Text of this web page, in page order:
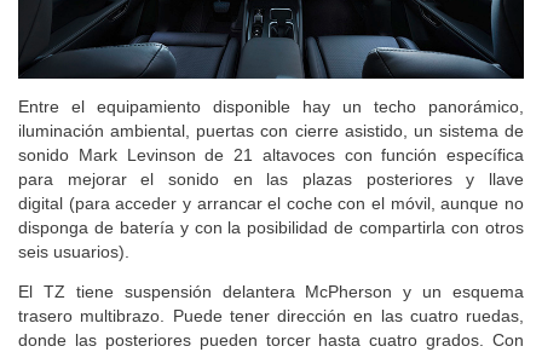
Entre el equipamiento disponible hay un techo panorámico,
iluminación ambiental, puertas con cierre asistido, un sistema de
sonido Mark Levinson de 21 altavoces con función específica
para mejorar el sonido en las plazas posteriores y llave
digital (para acceder y arrancar el coche con el móvil, aunque no
disponga de batería y con la posibilidad de compartirla con otros
seis usuarios).
El TZ tiene suspensión delantera McPherson y un esquema
trasero multibrazo. Puede tener dirección en las cuatro ruedas,
donde las posteriores pueden torcer hasta cuatro grados. Con